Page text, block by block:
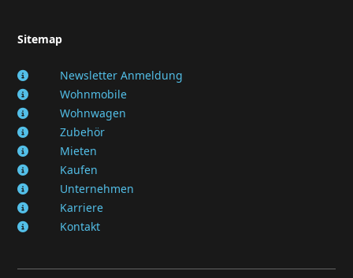
Sitemap
Newsletter Anmeldung
Wohnmobile
Wohnwagen
Zubehör
Mieten
Kaufen
Unternehmen
Karriere
Kontakt